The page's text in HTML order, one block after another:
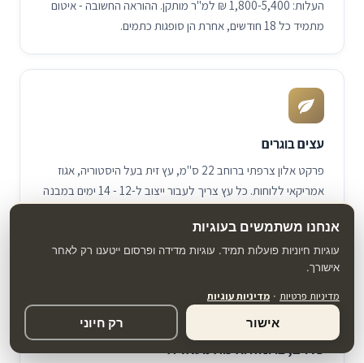
העלות: 1,800-5,400 ₪ למ"ר מותקן. ההוראה החשובה - איטום
מתמיד כל 18 חודשים, אחרת הן סופגות כתמים.
עצים בוגרים
פרקט אלון צרפתי ברוחב 22 ס"מ, עץ זית בעל היסטוריה, אגוז
אמריקאי ללוחות. כל עץ צריך לעבור ייצוב ל-14 - 12 ימים במבנה
1,100 ₪ למ"ר.
פלזים, ברונזה ואיכות מטאלית
אנחנו משתמשים בעוגיות
עוגיות חיוניות פועלות תמיד. עוגיות מדידה ופרסום ייטענו רק לאחר
אישורך.
מדיניות פרטיות · מדיניות עוגיות
אישור רק חיוני